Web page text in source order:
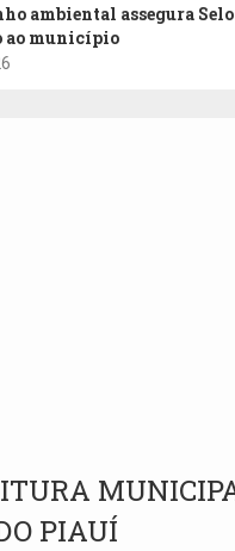
ambiental assegura
ao município
PIAUÍ